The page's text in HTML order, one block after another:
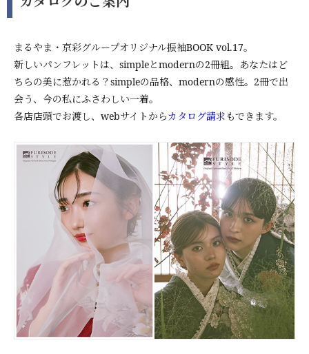
まるやま・京彩グループオリジナル振袖BOOK vol.17。
新しいパンフレットは、simpleとmodernの2冊組。あなたはど
ちらの美に惹かれる？simpleの品格、modernの感性。2冊で出
会う、今の私にふさわしい一着。
各店店頭でお渡し、webサイトからカタログ請求 もできます。